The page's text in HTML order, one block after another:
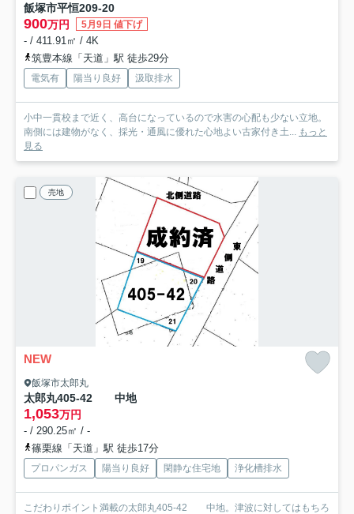
飯塚市平恒209-20
900万円 5月9日 値下げ
- / 411.91㎡ / 4K
筑豊本線「天道」駅 徒歩29分
電気有 陽当り良好 汲取排水
小中一貫校まで近く、高台になっているので水害の心配も少ない立地。
南側には建物がなく、採光・通風に優れた心地よい古家付き土...
もっと
見る
売地
NEW
飯塚市太郎丸
太郎丸405-42 中地
1,053万円
- / 290.25㎡ / -
篠栗線「天道」駅 徒歩17分
プロパンガス 陽当り良好 閑静な住宅地 浄化槽排水
こだわりポイント満載の太郎丸405-42 中地。津波に対してはもちろ